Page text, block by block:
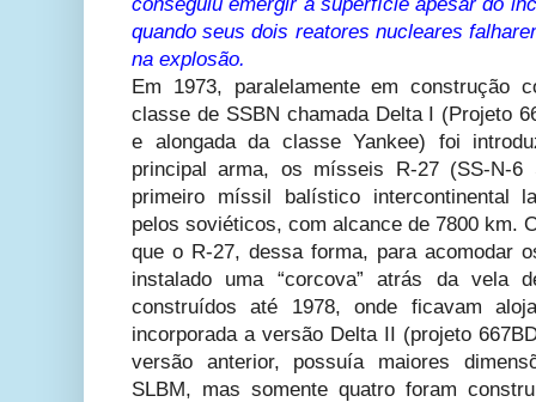
quando seus dois reatores nucleares
na explosão.
Em 1973, paralelamente em construção
classe de SSBN chamada Delta I (Projeto
e alongada da classe Yankee) foi
principal arma, os mísseis R-27 (SS-N-
primeiro míssil balístico intercontinental
pelos soviéticos, com alcance de 7800 km.
que o R-27, dessa forma, para acomodar
instalado uma “corcova” atrás da
construídos até 1978, onde ficavam
incorporada a versão Delta II (projeto
versão anterior, possuía maiores
SLBM, mas somente quatro foram